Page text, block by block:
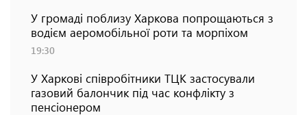
У громаді поблизу Харкова попрощаються з
водієм аеромобільної роти та морпіхом
19:30
У Харкові співробітники ТЦК застосували
газовий балончик під час конфлікту з
пенсіонером